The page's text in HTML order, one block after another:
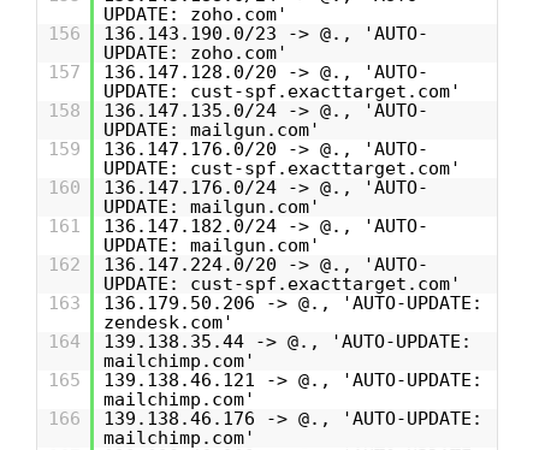
UPDATE: zoho.com'
156
136.143.190.0/23 -> @., 'AUTO-
UPDATE: zoho.com'
157
136.147.128.0/20 -> @., 'AUTO-
UPDATE: cust-spf.exacttarget.com'
158
136.147.135.0/24 -> @., 'AUTO-
UPDATE: mailgun.com'
159
136.147.176.0/20 -> @., 'AUTO-
UPDATE: cust-spf.exacttarget.com'
160
136.147.176.0/24 -> @., 'AUTO-
UPDATE: mailgun.com'
161
136.147.182.0/24 -> @., 'AUTO-
UPDATE: mailgun.com'
162
136.147.224.0/20 -> @., 'AUTO-
UPDATE: cust-spf.exacttarget.com'
163
136.179.50.206 -> @., 'AUTO-UPDATE:
zendesk.com'
164
139.138.35.44 -> @., 'AUTO-UPDATE:
mailchimp.com'
165
139.138.46.121 -> @., 'AUTO-UPDATE:
mailchimp.com'
166
139.138.46.176 -> @., 'AUTO-UPDATE:
mailchimp.com'